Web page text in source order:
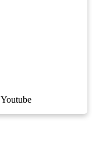
Youtube